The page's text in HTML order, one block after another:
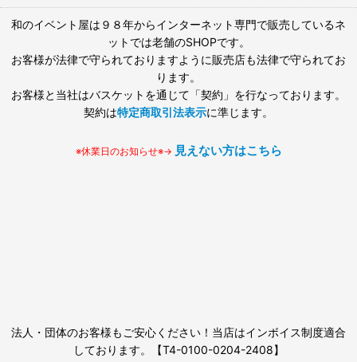
和のイベント屋は９８年からインターネット専門で販売しているネ
ットでは老舗のSHOPです。
お客様が法律で守られておりますように販売店も法律で守られてお
ります。
お客様と当社はバスケットを通じて「契約」を行なっております。
契約は特定商取引法表示に準じます。
※休業日のお知らせ※→ 見えない方はこちら
法人・団体のお客様もご安心ください！当店はインボイス制度適合
しております。【T4-0100-0204-2408】